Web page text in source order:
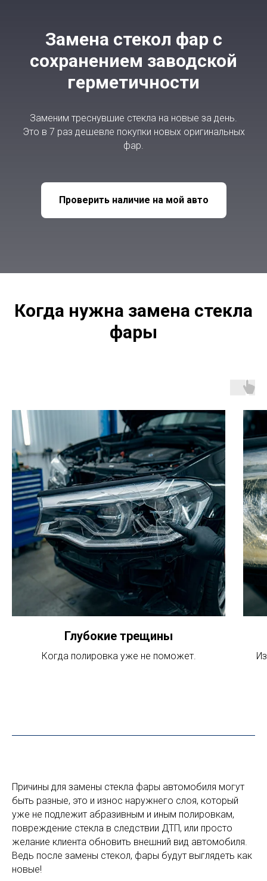
Замена стекол фар с
сохранением заводской
герметичности
Заменим треснувшие стекла на новые за день.
Это в 7 раз дешевле покупки новых оригинальных
фар.
Проверить наличие на мой авто
Когда нужна замена стекла
фары
Глубокие трещины
Когда полировка уже не поможет.
Причины для замены стекла фары автомобиля могут
быть разные, это и износ наружнего слоя, который
уже не подлежит абразивным и иным полировкам,
повреждение стекла в следствии ДТП, или просто
желание клиента обновить внешний вид автомобиля.
Ведь после замены стекол, фары будут выглядеть как
новые!